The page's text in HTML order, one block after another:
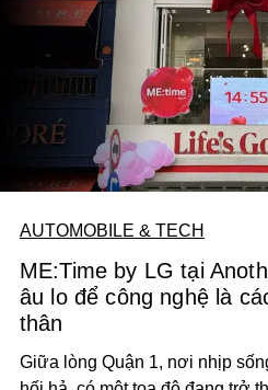
AUTOMOBILE & TECH
ME:Time by LG tại
âu lo để công nghệ là
thân
Giữa lòng Quận 1, nơi nhịp